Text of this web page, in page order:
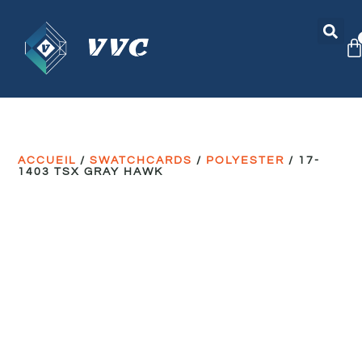
ACCUEIL /SWATCHCARDS / POLYESTER / 17-
1403 TSX GRAY HAWK